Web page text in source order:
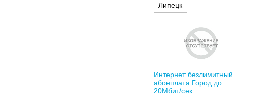
Липецк
Интернет безлимитный
абонплата Город до
20Мбит/сек